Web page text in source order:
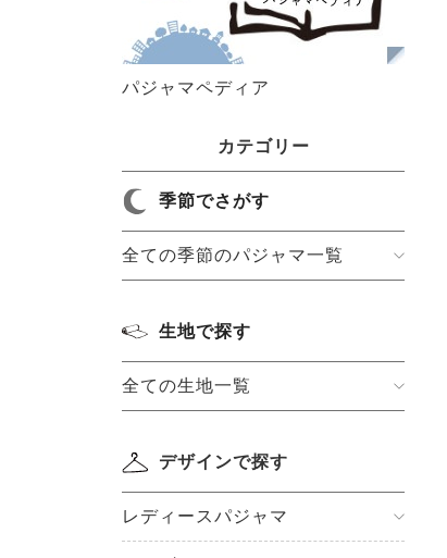
パジャマペディア
カテゴリー
季節でさがす
全ての季節のパジャマ一覧
生地で探す
全ての生地一覧
デザインで探す
レディースパジャマ